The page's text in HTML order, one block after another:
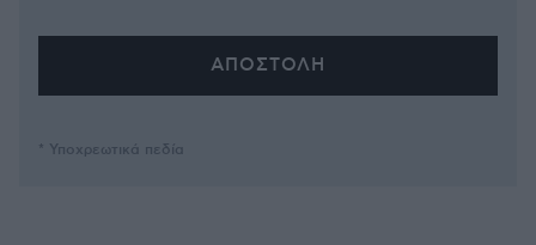
* Υποχρεωτικά πεδία